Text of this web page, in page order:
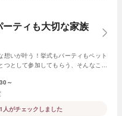
ティも大切な家族
いが叶う！挙式もパーティもペット
つとして参加してもらう、そんなこと
～
人がチェックしました